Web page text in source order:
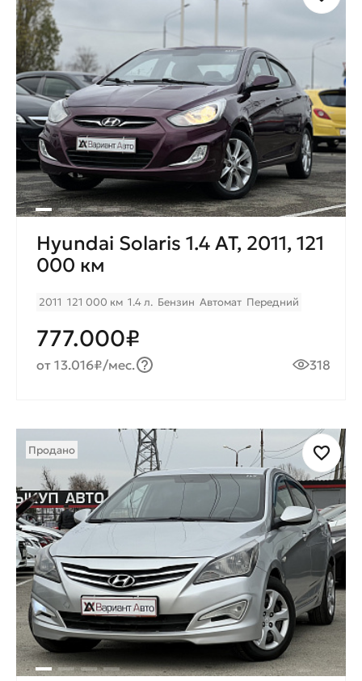
Hyundai Solaris 1.4 AT, 2011, 121
000 км
2011 121 000 км 1.4 л. Бензин Автомат Передний
777.000₽
от 13.016₽/мес. 318
Продано